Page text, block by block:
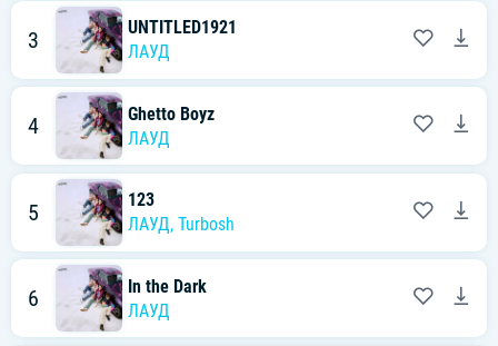
3
UNTITLED1921
ЛАУД
4
Ghetto Boyz
ЛАУД
5
123
ЛАУД, Turbosh
6
In the Dark
ЛАУД